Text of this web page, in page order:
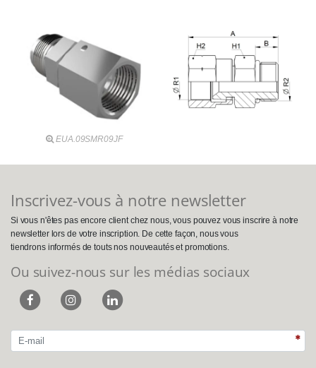
EUA.09SMR09JF
Inscrivez-vous à notre newsletter
Si vous n'êtes pas encore client chez nous, vous pouvez vous inscrire à notre
newsletter lors de votre inscription. De cette façon, nous vous
tiendrons informés de touts nos nouveautés et promotions.
Ou suivez-nous sur les médias sociaux